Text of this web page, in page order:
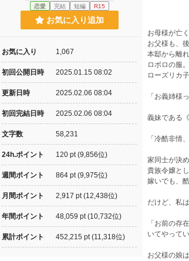
お母様が亡
お父様も、
本邸から離
ロボロの服。
ローズリカ
「お義姉様
義妹である
「冷酷非
家同士が決
貴族令嬢と
嫁いでも、
だけど、私
「お前の存
いてやって
お父様の娘
恋愛 完結 短編 R15
お気に入り追加
お気に入り 1,067
初回公開日時 2025.01.15 08:02
更新日時 2025.02.06 08:04
初回完結日時 2025.02.06 08:04
文字数 58,231
24h.ポイント 120 pt (9,856位)
週間ポイント 864 pt (9,975位)
月間ポイント 2,917 pt (12,438位)
年間ポイント 48,059 pt (10,732位)
累計ポイント 452,215 pt (11,318位)